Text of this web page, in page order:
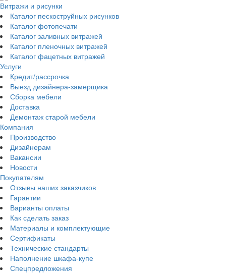
Витражи и рисунки
Каталог пескоструйных рисунков
Каталог фотопечати
Каталог заливных витражей
Каталог пленочных витражей
Каталог фацетных витражей
Услуги
Кредит/рассрочка
Выезд дизайнера-замерщика
Сборка мебели
Доставка
Демонтаж старой мебели
Компания
Производство
Дизайнерам
Вакансии
Новости
Покупателям
Отзывы наших заказчиков
Гарантии
Варианты оплаты
Как сделать заказ
Материалы и комплектующие
Сертификаты
Технические стандарты
Наполнение шкафа-купе
Спецпредложения